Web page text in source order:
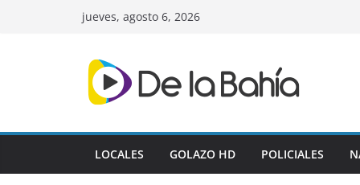
jueves, agosto 6, 2026
LOCALES GOLAZO HD POLICIALES